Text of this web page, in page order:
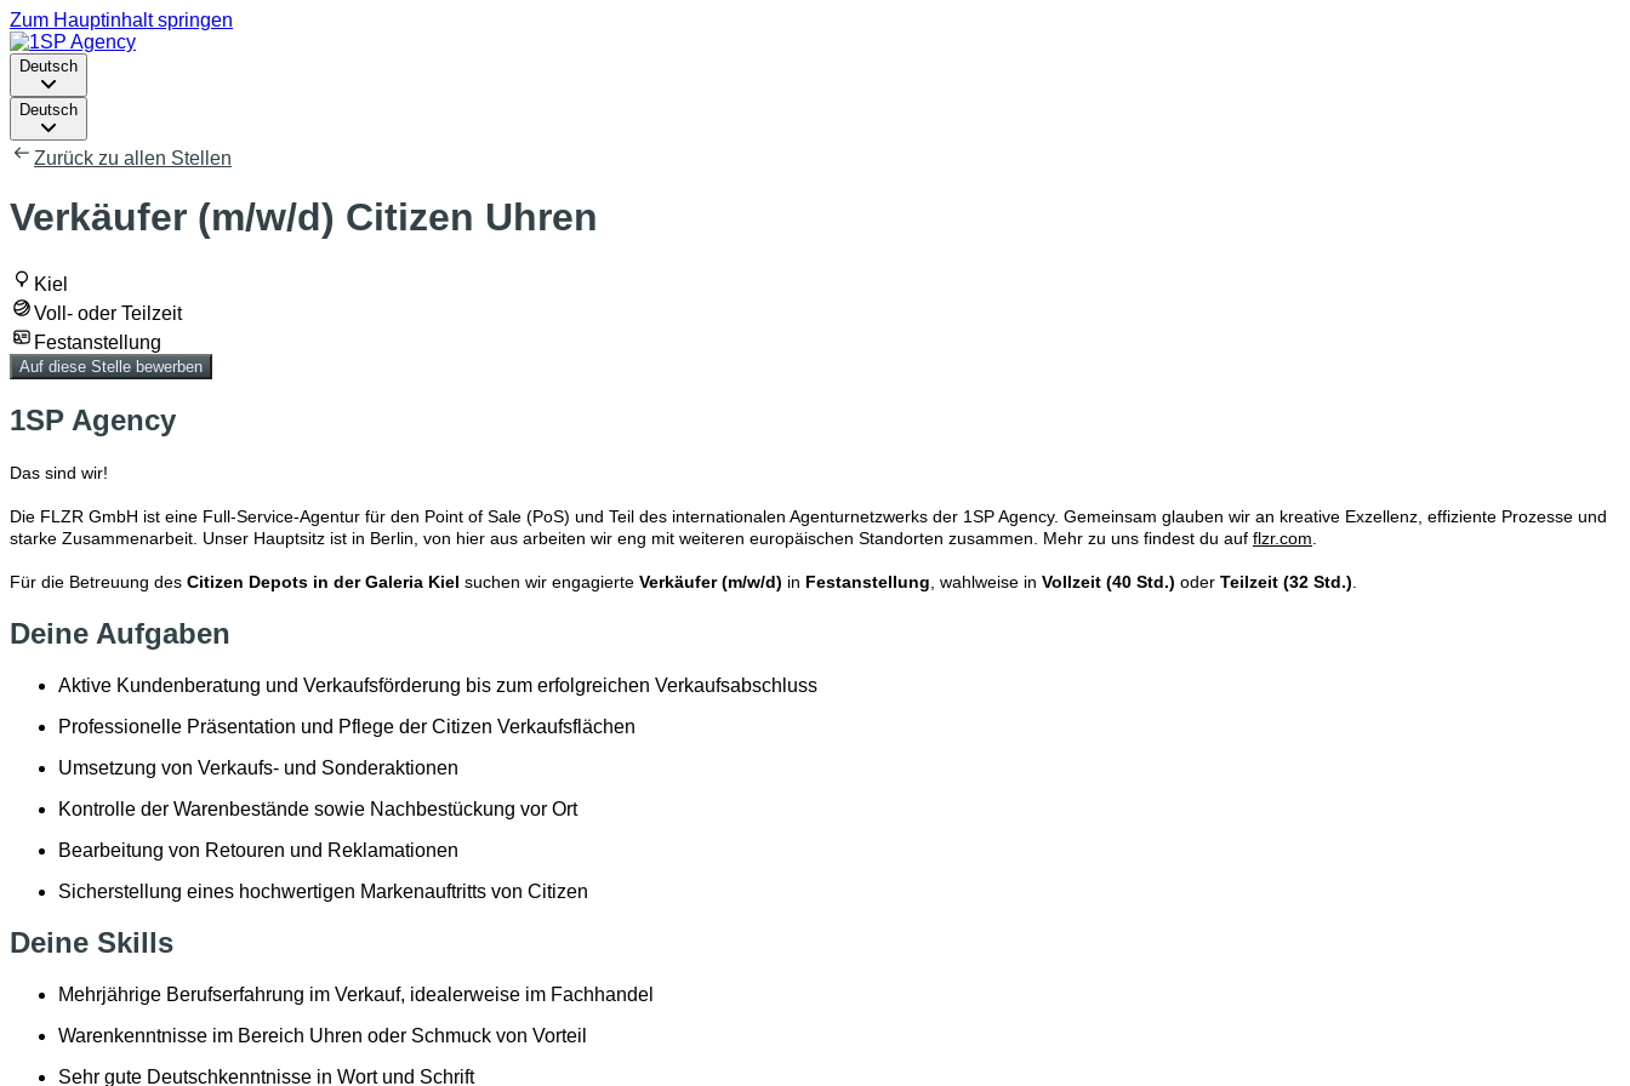
Zum Hauptinhalt springen
Deutsch
Deutsch
Zurück zu allen Stellen
Verkäufer (m/w/d) Citizen Uhren
Kiel
Voll- oder Teilzeit
Festanstellung
Auf diese Stelle bewerben
1SP Agency
Das sind wir!
Die FLZR GmbH ist eine Full-Service-Agentur für den Point of Sale (PoS) und Teil des internationalen Agenturnetzwerks der 1SP Agency. Gemeinsam glauben wir an kreative Exzellenz, effiziente Prozesse und
starke Zusammenarbeit. Unser Hauptsitz ist in Berlin, von hier aus arbeiten wir eng mit weiteren europäischen Standorten zusammen. Mehr zu uns findest du auf flzr.com
Für die Betreuung des Citizen Depots in der Galeria Kiel suchen wir engagierte Verkäufer (m/w/d) in Festanstellung , wahlweise in Vollzeit (40 Std.) oder Teilzeit (32 Std.)
Deine Aufgaben
Aktive Kundenberatung und Verkaufsförderung bis zum erfolgreichen Verkaufsabschluss
Professionelle Präsentation und Pflege der Citizen Verkaufsflächen
Umsetzung von Verkaufs- und Sonderaktionen
Kontrolle der Warenbestände sowie Nachbestückung vor Ort
Bearbeitung von Retouren und Reklamationen
Sicherstellung eines hochwertigen Markenauftritts von Citizen
Deine Skills
Mehrjährige Berufserfahrung im Verkauf, idealerweise im Fachhandel
Warenkenntnisse im Bereich Uhren oder Schmuck von Vorteil
Sehr gute Deutschkenntnisse in Wort und Schrift